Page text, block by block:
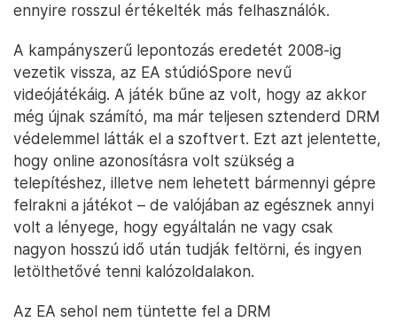
ennyire rosszul értékelték más felhasználók.
A kampányszerű lepontozás eredetét 2008-ig
vezetik vissza, az EA stúdióSpore nevű
videójátékáig. A játék bűne az volt, hogy az akkor
még újnak számító, ma már teljesen sztenderd DRM
védelemmel látták el a szoftvert. Ezt azt jelentette,
hogy online azonosításra volt szükség a
telepítéshez, illetve nem lehetett bármennyi gépre
felrakni a játékot – de valójában az egésznek annyi
volt a lényege, hogy egyáltalán ne vagy csak
nagyon hosszú idő után tudják feltörni, és ingyen
letölthetővé tenni kalózoldalakon.
Az EA sehol nem tüntette fel a DRM